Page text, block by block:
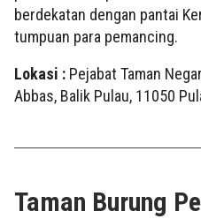
berdekatan dengan pantai
tumpuan para pemancing.
Lokasi : Pejabat Taman
Abbas, Balik Pulau, 11050
Taman Burung